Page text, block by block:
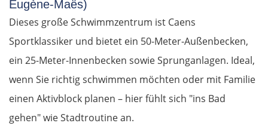
Eugène-Maës)
Dieses große Schwimmzentrum ist Caens
Sportklassiker und bietet ein 50-Meter-Außenbecken,
ein 25-Meter-Innenbecken sowie Sprunganlagen. Ideal,
wenn Sie richtig schwimmen möchten oder mit Familie
einen Aktivblock planen – hier fühlt sich "ins Bad
gehen" wie Stadtroutine an.
Edessa
Polykastro
Bulgarien West